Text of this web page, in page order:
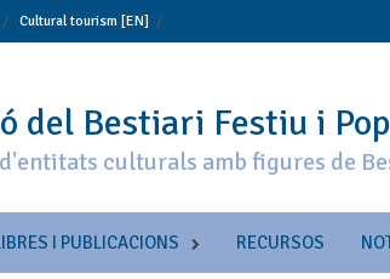
Cultural tourism [EN]
del Bestiari Festiu i
culturals amb figures de
I PUBLICACIONS RECURSOS